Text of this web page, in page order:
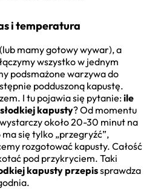
i temperatura
mamy gotowy wywar), a
wszystko w jednym
podsmażone warzywa do
podduszoną kapustę.
I tu pojawia się pytanie:ile
kapusty? Od momentu
około 20-30 minut na
się tylko „przegryźć”,
rozgotować kapusty. Całość
pod przykryciem. Taki
kapusty przepissprawdza